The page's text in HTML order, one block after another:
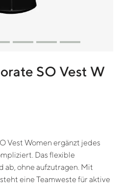
SO Vest W
Vest Women ergänzt jedes
Das flexible
ab, ohne aufzutragen. Mit
eine Teamweste für aktive